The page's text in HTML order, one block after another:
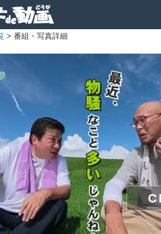
> 番組・写真詳細